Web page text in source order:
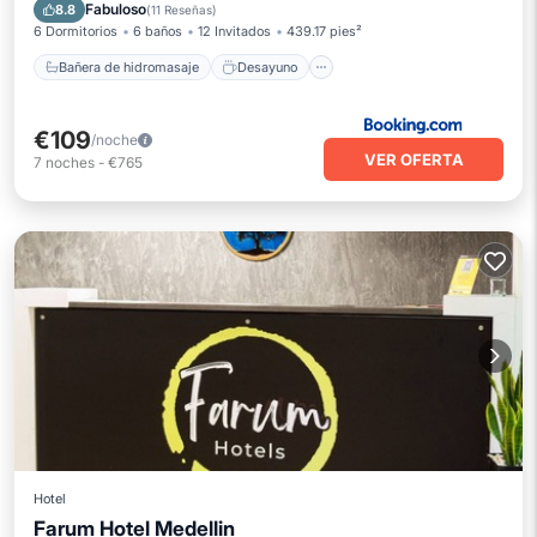
8.8 Fabuloso(11 Reseñas)
6 Dormitorios 6 baños 12 Invitados 439.17 pies²
Bañera de hidromasaje Desayuno
€109/noche
7 noches - €765 VER OFERTA
Hotel
Farum Hotel Medellin